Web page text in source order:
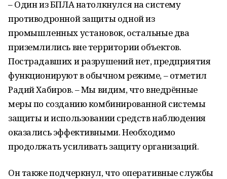
– Один из БПЛА натолкнулся на систему
противодронной защиты одной из
промышленных установок, остальные два
приземлились вне территории объектов.
Пострадавших и разрушений нет, предприятия
функционируют в обычном режиме, – отметил
Радий Хабиров. – Мы видим, что внедрённые
меры по созданию комбинированной системы
защиты и использовании средств наблюдения
оказались эффективными. Необходимо
продолжать усиливать защиту организаций.
Он также подчеркнул, что оперативные службы